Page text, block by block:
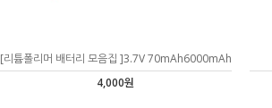
[리튬폴리머 배터리 모음집 ]3.7V 70mAh6000mAh
4,000원